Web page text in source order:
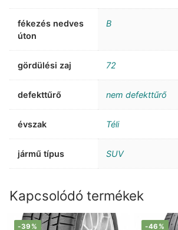
fékezés nedves
úton
B
gördülési zaj 72
defekttűrő nem defekttűrő
évszak Téli
jármű típus SUV
Kapcsolódó termékek
-39% -46%